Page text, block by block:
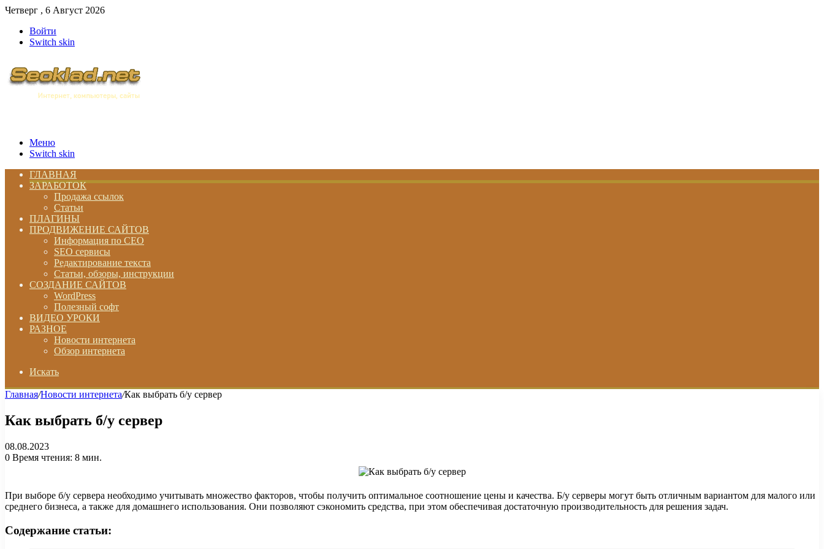
Четверг , 6 Август 2026
Войти
Switch skin
Меню
Switch skin
ГЛАВНАЯ
ЗАРАБОТОК
Продажа ссылок
Статьи
ПЛАГИНЫ
ПРОДВИЖЕНИЕ САЙТОВ
Информация по СЕО
SEO сервисы
Редактирование текста
Статьи, обзоры, инструкции
СОЗДАНИЕ САЙТОВ
WordPress
Полезный софт
ВИДЕО УРОКИ
РАЗНОЕ
Новости интернета
Обзор интернета
Искать
Главная/Новости интернета/Как выбрать б/у сервер
Как выбрать б/у сервер
08.08.2023
0 Время чтения: 8 мин.
При выборе б/у сервера необходимо учитывать множество факторов, чтобы получить оптимальное соотношение цены и качества. Б/у серверы могут быть отличным вариантом для малого или
среднего бизнеса, а также для домашнего использования. Они позволяют сэкономить средства, при этом обеспечивая достаточную производительность для решения задач.
Содержание статьи: